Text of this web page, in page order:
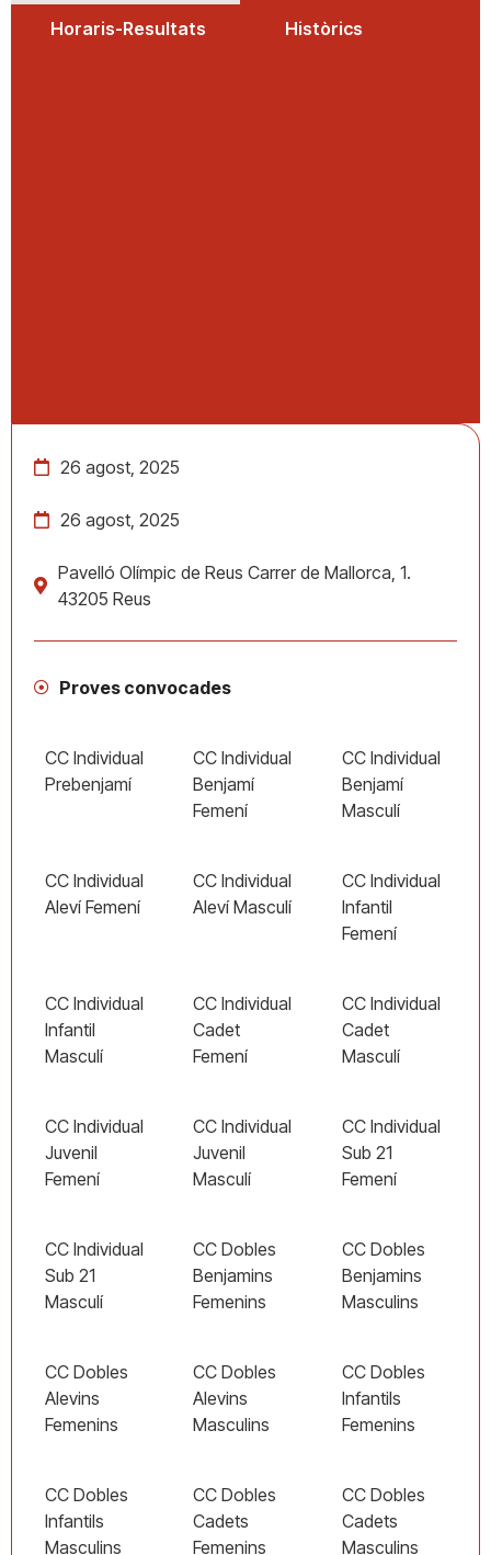
Horaris-Resultats Històrics
26 agost, 2025
26 agost, 2025
Pavelló Olímpic de Reus Carrer de Mallorca, 1.
43205 Reus
Proves convocades
CC Individual
Prebenjamí
CC Individual
Benjamí
Femení
CC Individual
Benjamí
Masculí
CC Individual
Aleví Femení
CC Individual
Aleví Masculí
CC Individual
Infantil
Femení
CC Individual
Infantil
Masculí
CC Individual
Cadet
Femení
CC Individual
Cadet
Masculí
CC Individual
Juvenil
Femení
CC Individual
Juvenil
Masculí
CC Individual
Sub 21
Femení
CC Individual
Sub 21
Masculí
CC Dobles
Benjamins
Femenins
CC Dobles
Benjamins
Masculins
CC Dobles
Alevins
Femenins
CC Dobles
Alevins
Masculins
CC Dobles
Infantils
Femenins
CC Dobles
Infantils
Masculins
CC Dobles
Cadets
Femenins
CC Dobles
Cadets
Masculins